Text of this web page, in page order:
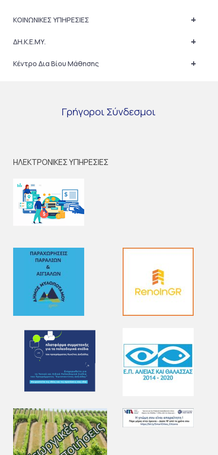
+
ΚΟΙΝΩΝΙΚΕΣ ΥΠΗΡΕΣΙΕΣ
+
ΔΗ.Κ.Ε.ΜΥ.
+
Κέντρο Δια Βίου Μάθησης
Γρήγοροι Σύνδεσμοι
ΗΛΕΚΤΡΟΝΙΚΕΣ ΥΠΗΡΕΣΙΕΣ